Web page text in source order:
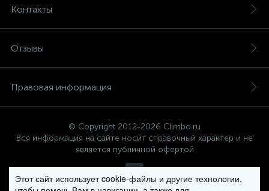
Контакты
Отзывы
Правовая информация
© Copyright 2012-2026 Climbo.ru
Вся информация на сайте носит справочный характер и не
является публичной офертой
Этот сайт использует cookie-файлы и другие технологии,